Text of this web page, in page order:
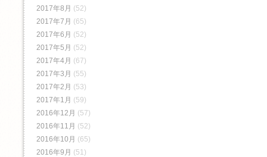
2017年8月 (52)
2017年7月 (65)
2017年6月 (52)
2017年5月 (52)
2017年4月 (67)
2017年3月 (55)
2017年2月 (53)
2017年1月 (59)
2016年12月 (57)
2016年11月 (52)
2016年10月 (65)
2016年9月 (51)